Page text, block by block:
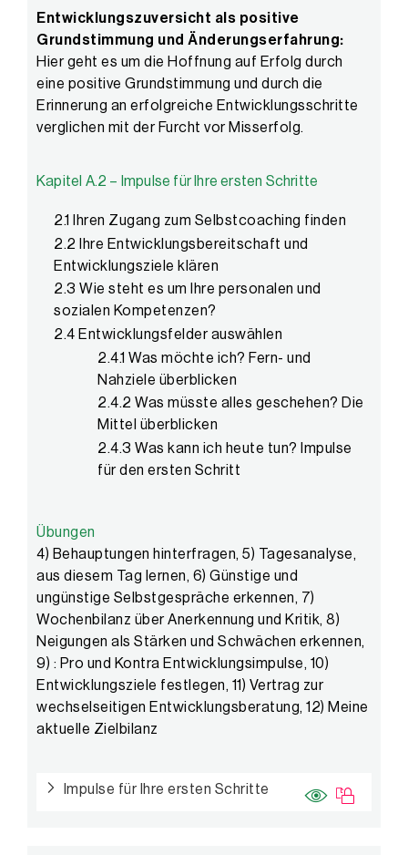
Entwicklungszuversicht als positive
Grundstimmung und Änderungserfahrung:
Hier geht es um die Hoffnung auf Erfolg durch
eine positive Grundstimmung und durch die
Erinnerung an erfolgreiche Entwicklungsschritte
verglichen mit der Furcht vor Misserfolg.
Kapitel A.2 – Impulse für Ihre ersten Schritte
2.1 Ihren Zugang zum Selbstcoaching finden
2.2 Ihre Entwicklungsbereitschaft und
Entwicklungsziele klären
2.3 Wie steht es um Ihre personalen und
sozialen Kompetenzen?
2.4 Entwicklungsfelder auswählen
2.4.1 Was möchte ich? Fern- und
Nahziele überblicken
2.4.2 Was müsste alles geschehen? Die
Mittel überblicken
2.4.3 Was kann ich heute tun? Impulse
für den ersten Schritt
Übungen
4) Behauptungen hinterfragen, 5) Tagesanalyse,
aus diesem Tag lernen, 6) Günstige und
ungünstige Selbstgespräche erkennen, 7)
Wochenbilanz über Anerkennung und Kritik, 8)
Neigungen als Stärken und Schwächen erkennen,
9) : Pro und Kontra Entwicklungsimpulse, 10)
Entwicklungsziele festlegen, 11) Vertrag zur
wechselseitigen Entwicklungsberatung, 12) Meine
aktuelle Zielbilanz
Impulse für Ihre ersten Schritte